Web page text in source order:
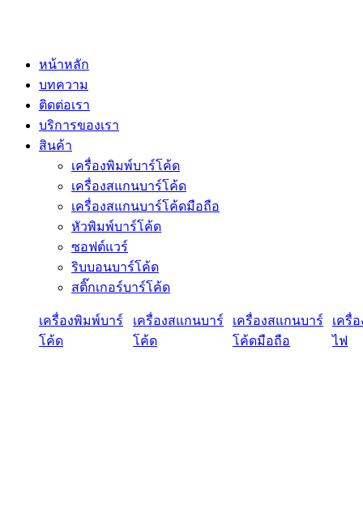
หน้าหลัก
บทความ
ติดต่อเรา
บริการของเรา
สินค้า
เครื่องพิมพ์บาร์โค้ด
เครื่องสแกนบาร์โค้ด
เครื่องสแกนบาร์โค้ดมือถือ
หัวพิมพ์บาร์โค้ด
ซอฟต์แวร์
ริบบอนบาร์โค้ด
สติ๊กเกอร์บาร์โค้ด
เครื่องพิมพ์บาร์
โค้ด
เครื่องสแกนบาร์
โค้ด
เครื่องสแกนบาร์
โค้ดมือถือ
เครื่
ไฟ